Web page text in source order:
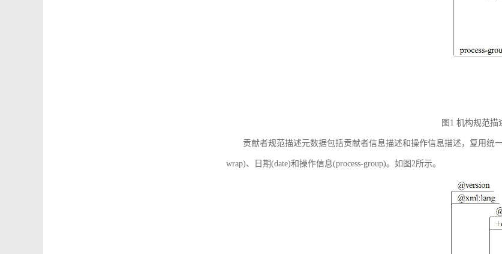
图1 机构规范描
贡献者规范描述元数据包括贡献者信息描述和操作信息描述，复用统
wrap)、日期(date)和操作信息(process-group)。如图2所示。